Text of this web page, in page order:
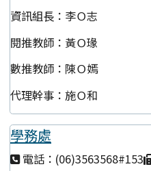
資訊組長：李Ｏ志
閱推教師：黃Ｏ瑑
數推教師：陳Ｏ嫣
代理幹事：施Ｏ和
學務處
電話：(06)3563568#153